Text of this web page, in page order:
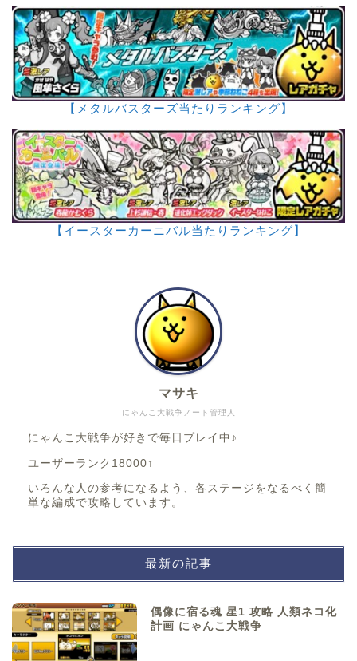
【メタルバスターズ当たりランキング】
【イースターカーニバル当たりランキング】
にゃんこ大戦争ノート管理人
マサキ
にゃんこ大戦争が好きで毎日プレイ中♪
ユーザーランク18000↑
いろんな人の参考になるよう、各ステージをなるべく簡
単な編成で攻略しています。
最新の記事
偶像に宿る魂 星1 攻略 人類ネコ化
計画 にゃんこ大戦争